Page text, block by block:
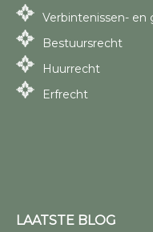
Verbintenissen-
Bestuursrecht
Huurrecht
Erfrecht
LAATSTE BLOG